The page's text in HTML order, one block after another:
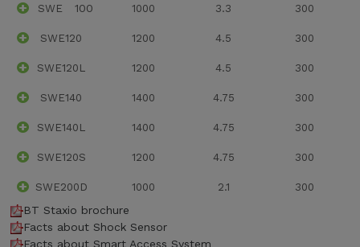
SWE 100 1000 3.3 300
SWE120 1200 4.5 300
SWE120L 1200 4.5 300
SWE140 1400 4.75 300
SWE140L 1400 4.75 300
SWE120S 1200 4.75 300
SWE200D 1000 2.1 300
BT Staxio brochure
Facts about Shock Sensor
Facts about Smart Access System